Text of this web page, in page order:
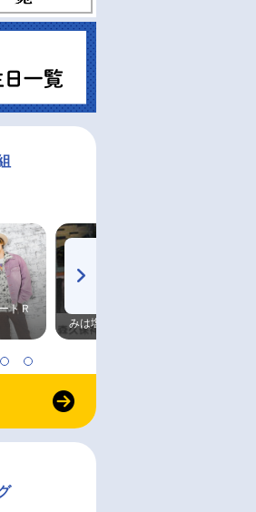
トＲ
みは塩だけ